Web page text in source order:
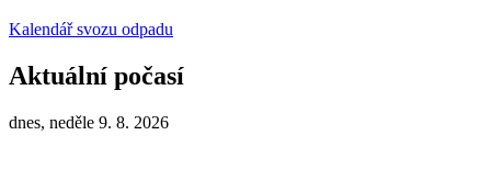
Kalendář svozu odpadu
Aktuální počasí
dnes, neděle 9. 8. 2026